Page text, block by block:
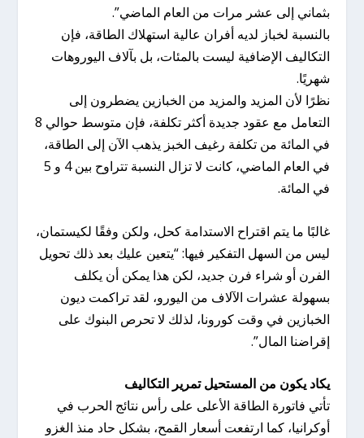
بثماني إلى عشر مرات من العام الماضي”.
بالنسبة لخباز لديه أفران عالية استهلاك الطاقة، فإن
التكاليف الإضافية ليست بالمئات، بل بآلاف اليوروهات
شهريًا.
نظرًا لأن المزيد والمزيد من الخبازين يضطرون إلى
التعامل مع عقود جديدة أكثر تكلفة، فإن متوسط ​​حوالي 8
في المائة من تكلفة رغيف الخبز يذهب الآن إلى الطاقة،
في العام الماضي، كانت لا تزال النسبة تتراوح بين 4 و 5
في المائة.
غالبًا ما يتم اقتراح الاستدامة كحل، ولكن وفقًا لكيستمان،
ليس من السهل التفكير فيها: “يتعين عليك بعد ذلك تحويل
الفرن أو شراء فرن جديد، لكن هذا يمكن أن يكلف
بسهولة عشرات الآلاف من اليورو، لقد تراكمت ديون
الخبازين في وقت كورونا، لذلك لا تحرص البنوك على
إقراضنا المال”.
يكاد يكون من المستحيل تمرير التكاليف
تأتي فاتورة الطاقة الأعلى على رأس نتائج الحرب في
أوكرانيا، كما ارتفعت أسعار القمح، بشكل حاد منذ الغزو